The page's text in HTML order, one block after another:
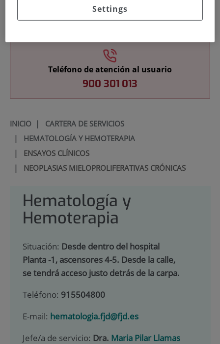
Docencia
Teléfono de atención al usuario
900 301 013
INICIO| CARTERA DE SERVICIOS
| HEMATOLOGÍA Y HEMOTERAPIA
| ENSAYOS CLÍNICOS
| NEOPLASIAS MIELOPROLIFERATIVAS CRÓNICAS
Hematología y
Hemoterapia
Situación: Desde dentro del hospital
Planta -1, ascensores 4-5. Desde la calle,
se tendrá acceso justo detrás de la carpa.
Teléfono: 915504800
E-mail: hematologia.fjd@fjd.es
Jefe/a de servicio: Dra. Maria Pilar Llamas
Settings